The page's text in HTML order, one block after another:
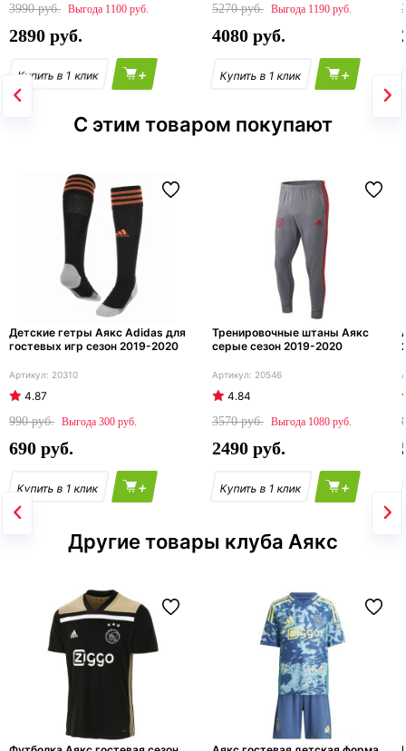
3990 1100
2890
+
5270 1190
4080
+
С этим товаром покупают
Детские гетры Аякс Adidas для
гостевых игр сезон 2019-2020
20310
4.87
990
300
690
+
Тренировочные штаны Аякс
серые сезон 2019-2020
20546
4.84
3570
1080
2490
+
Другие товары клуба Аякс